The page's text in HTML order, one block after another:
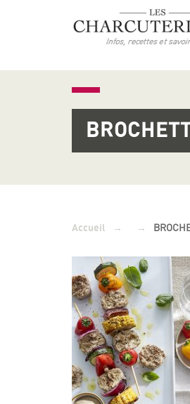
Accueil → →